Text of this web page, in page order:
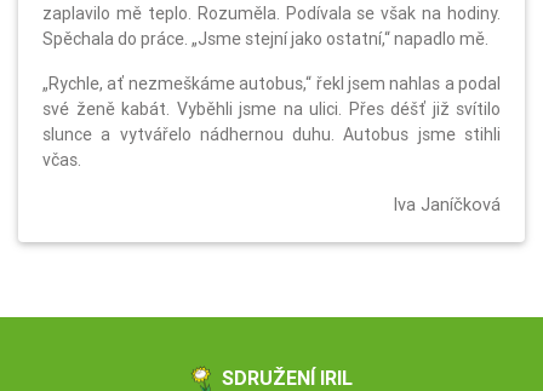
zaplavilo mě teplo. Rozuměla. Podívala se však na hodiny.
Spěchala do práce. „Jsme stejní jako ostatní,“ napadlo mě.
„Rychle, ať nezmeškáme autobus,“ řekl jsem nahlas a podal
své ženě kabát. Vyběhli jsme na ulici. Přes déšť již svítilo
slunce a vytvářelo nádhernou duhu. Autobus jsme stihli
včas.
Iva Janíčková
SDRUŽENÍ IRIL